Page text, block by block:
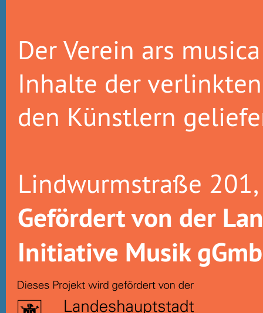
Der Verein ars
Inhalte der
den Künstlern
Lindwurmstraße
Gefördert von der
Initiative Musik